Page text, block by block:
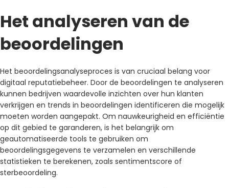
Het analyseren van de
beoordelingen
Het beoordelingsanalyseproces is van cruciaal belang voor
digitaal reputatiebeheer. Door de beoordelingen te analyseren
kunnen bedrijven waardevolle inzichten over hun klanten
verkrijgen en trends in beoordelingen identificeren die mogelijk
moeten worden aangepakt. Om nauwkeurigheid en efficiëntie
op dit gebied te garanderen, is het belangrijk om
geautomatiseerde tools te gebruiken om
beoordelingsgegevens te verzamelen en verschillende
statistieken te berekenen, zoals sentimentscore of
sterbeoordeling.